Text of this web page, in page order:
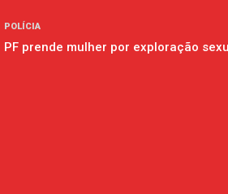
POLÍCIA
PF prende mulher por exploração